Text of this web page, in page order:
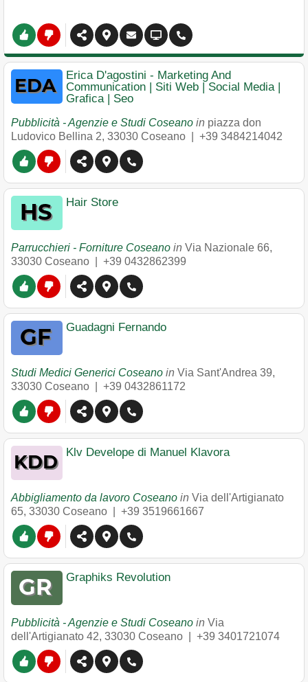
Erica D'agostini - Marketing And
Communication | Siti Web | Social Media |
Grafica | Seo
Pubblicità - Agenzie e Studi Coseano in piazza don
Ludovico Bellina 2, 33030 Coseano +39 3484214042
Hair Store
Parrucchieri - Forniture Coseano in Via Nazionale 66,
33030 Coseano +39 0432862399
Guadagni Fernando
Studi Medici Generici Coseano in Via Sant'Andrea 39,
33030 Coseano +39 0432861172
Klv Develope di Manuel Klavora
Abbigliamento da lavoro Coseano in Via dell'Artigianato
65, 33030 Coseano +39 3519661667
Graphiks Revolution
Pubblicità - Agenzie e Studi Coseano in Via
dell'Artigianato 42, 33030 Coseano +39 3401721074